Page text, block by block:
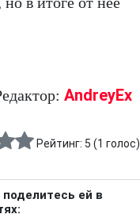
AndreyEx
Рейтинг: 5 (1 голос)
ей в